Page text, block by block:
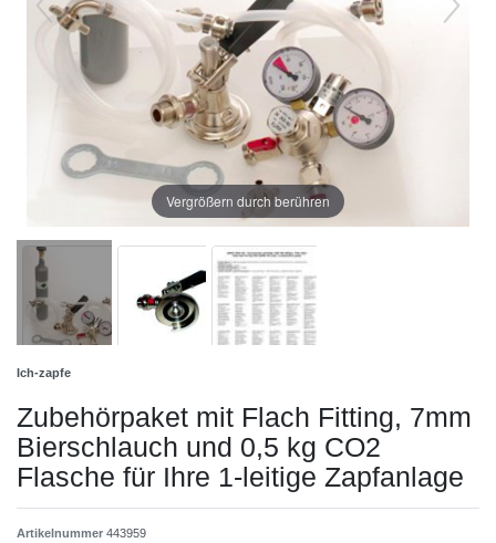
Vergrößern durch berühren
Ich-zapfe
Zubehörpaket mit Flach Fitting, 7mm
Bierschlauch und 0,5 kg CO2
Flasche für Ihre 1-leitige Zapfanlage
Artikelnummer 443959